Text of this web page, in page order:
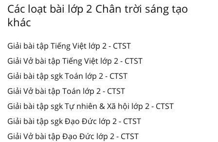
Các loạt bài lớp 2 Chân trời sáng tạo
khác
Giải bài tập Tiếng Việt lớp 2 - CTST
Giải Vở bài tập Tiếng Việt lớp 2 - CTST
Giải bài tập sgk Toán lớp 2 - CTST
Giải Vở bài tập Toán lớp 2 - CTST
Giải bài tập sgk Tự nhiên & Xã hội lớp 2 - CTST
Giải bài tập sgk Đạo Đức lớp 2 - CTST
Giải Vở bài tập Đạo Đức lớp 2 - CTST